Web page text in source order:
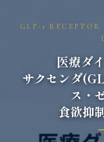
GLP-1
医療ダ
サクセンダ
ス・
食欲抑